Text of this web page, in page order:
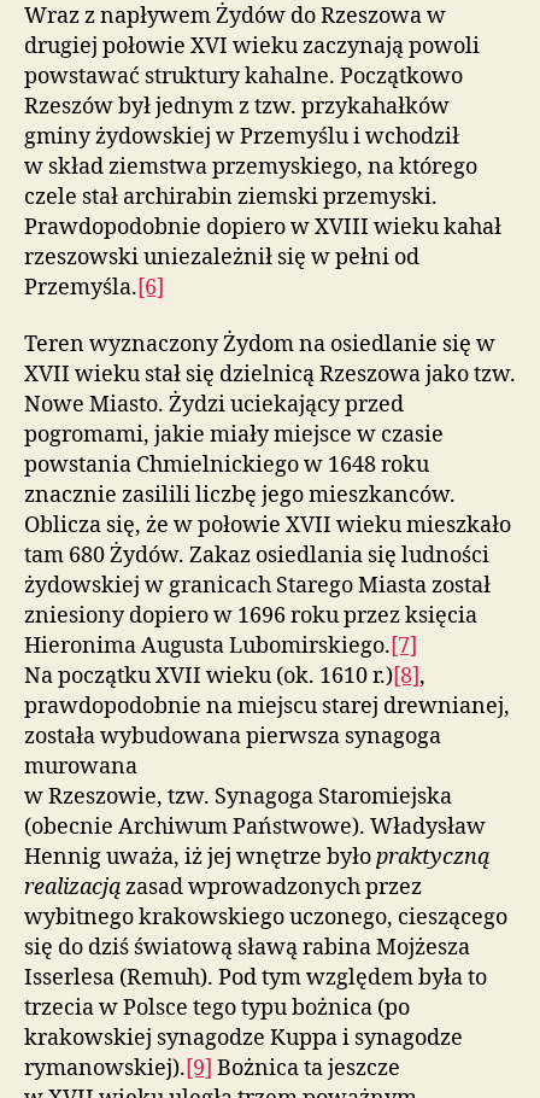
Wraz z napływem Żydów do Rzeszowa w
drugiej połowie XVI wieku zaczynają powoli
powstawać struktury kahalne. Początkowo
Rzeszów był jednym z tzw. przykahałków
gminy żydowskiej w Przemyślu i wchodził
w skład ziemstwa przemyskiego, na którego
czele stał archirabin ziemski przemyski.
Prawdopodobnie dopiero w XVIII wieku kahał
rzeszowski uniezależnił się w pełni od
Przemyśla.[6]
Teren wyznaczony Żydom na osiedlanie się w
XVII wieku stał się dzielnicą Rzeszowa jako tzw.
Nowe Miasto. Żydzi uciekający przed
pogromami, jakie miały miejsce w czasie
powstania Chmielnickiego w 1648 roku
znacznie zasilili liczbę jego mieszkanców.
Oblicza się, że w połowie XVII wieku mieszkało
tam 680 Żydów. Zakaz osiedlania się ludności
żydowskiej w granicach Starego Miasta został
zniesiony dopiero w 1696 roku przez księcia
Hieronima Augusta Lubomirskiego.[7]
Na początku XVII wieku (ok. 1610 r.)[8],
prawdopodobnie na miejscu starej drewnianej,
została wybudowana pierwsza synagoga
murowana
w Rzeszowie, tzw. Synagoga Staromiejska
(obecnie Archiwum Państwowe). Władysław
Hennig uważa, iż jej wnętrze byłopraktyczną
realizacjązasad wprowadzonych przez
wybitnego krakowskiego uczonego, cieszącego
się do dziś światową sławą rabina Mojżesza
Isserlesa (Remuh). Pod tym względem była to
trzecia w Polsce tego typu bożnica (po
krakowskiej synagodze Kuppa i synagodze
rymanowskiej).[9] Bożnica ta jeszcze